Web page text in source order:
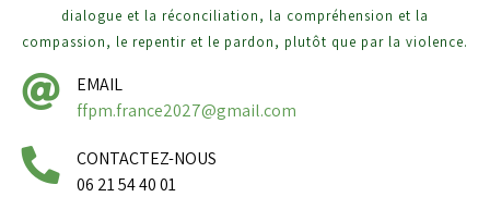
dialogue et la réconciliation, la compréhension et la
compassion, le repentir et le pardon, plutôt que par la violence.
EMAIL
ffpm.france2027@gmail.com
CONTACTEZ-NOUS
06 21 54 40 01